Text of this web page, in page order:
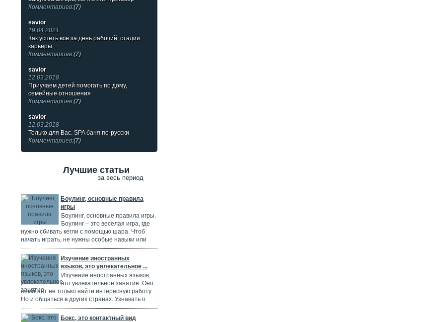
Комментариев:(7)
savior
19.04.2021
Как успеть все за день рабочий, стадии
карьеры
Комментариев:(7)
savior
12.03.2018
Приучаем детей помогать по дому,
семейные отношения
Комментариев:(7)
savior
12.03.2018
Только для Вас. SPA баня по-русски
Комментариев:(7)
Лучшие статьи
за весь период
Боулинг, основные правила
игры
Боулинг, основные правила игры.
Боулинг – это веселая игра, где
нужно сбивать кегли с помощью шара. Чтоб
начать играть, не нужны особые навыки или
Изучение иностранных
языков, это увлекательное ...
Изучение иностранных языков,
это увлекательное занятие. Оно
помогает не только найти интересную работу.
Но и общаться в других странах. Узнавать о
Бокс, это контактный вид